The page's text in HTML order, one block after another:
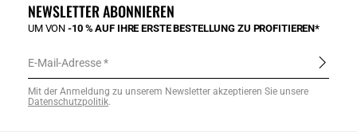
NEWSLETTER ABONNIEREN
UM VON-10 % AUF IHRE ERSTE BESTELLUNG ZU PROFITIEREN*
E-Mail-Adresse
Mit der Anmeldung zu unserem Newsletter akzeptieren Sie unsere
Datenschutzpolitik.